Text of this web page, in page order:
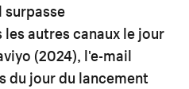
surpasse
autres canaux le jour
(2024), l'e-mail
du jour du lancement